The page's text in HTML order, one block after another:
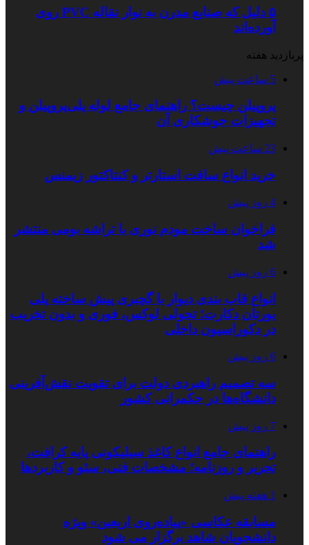
۵ دلیل که صنایع مدرن به نوار نقاله PVC روی
آورده‌اند
پربازدید هفته
5 ساعت پیش
پروپیلن چیست؟ راهنمای جامع لوله پلی‌پروپیلن و
تجهیزات جوشکاری آن
23 ساعت پیش
خرید انواع سافت استارتر و کنتاکتور زیمنس
4 روز پیش
فراخوان ساخت مودم نوری با تراشه بومی منتشر
شد
6 روز پیش
انواع قاب بندی دیوار با گچبری پیش ساخته پلی
یورتان دکارت؛ تحولی لوکس، فوری و بدون تخریب
در دکوراسیون داخلی
6 روز پیش
سه تصمیم راهبردی دولت برای تقویت نقش‌آفرینی
دانشگاه‌ها در حکمرانی کشور
7 روز پیش
راهنمای جامع انواع کاغذ سیلیکونی پایه کرافت،
تحریر و روزنامه؛ مشخصات فنی، سئو و کاربردها
1 هفته پیش
مسابقه عکاسی «پیاده‌روی اربعین» ویژه
دانشجویان شاهد برگزار می شود